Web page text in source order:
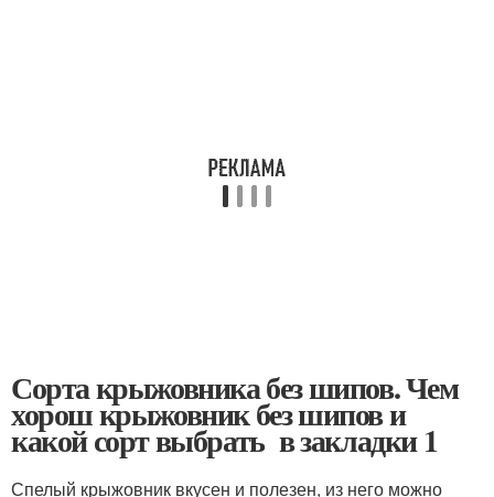
Сорта крыжовника без шипов. Чем
хорош крыжовник без шипов и
какой сорт выбрать в закладки 1
Спелый крыжовник вкусен и полезен, из него можно